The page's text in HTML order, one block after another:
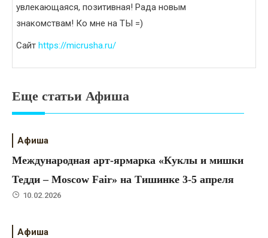
увлекающаяся, позитивная! Рада новым
знакомствам! Ко мне на ТЫ =)
Сайт https://micrusha.ru/
Еще статьи Афиша
Афиша
Международная арт-ярмарка «Куклы и мишки
Тедди – Moscow Fair» на Тишинке 3-5 апреля
10.02.2026
Афиша